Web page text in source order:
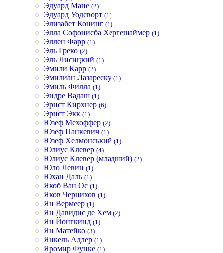
Эдуард Мане (2)
Эдуард Уодсворт (1)
Элизабет Конинг (1)
Элла Софонисба Хергешаймер (1)
Эллен Фарр (1)
Эль Греко (2)
Эль Лисицкий (1)
Эмили Карр (2)
Эмилиан Лазареску (1)
Эмиль Филла (1)
Эндре Вадаш (1)
Эрнст Кирхнер (6)
Эрнст Экк (1)
Юзеф Мехоффер (2)
Юзеф Панкевич (1)
Юзеф Хелмонський (1)
Юлиус Клевер (4)
Юлиус Клевер (младший) (2)
Юло Левин (1)
Юхан Даль (1)
Якоб Ван Ос (1)
Яков Чернихов (1)
Ян Вермеер (1)
Ян Давидис де Хем (2)
Ян Йонгкинд (1)
Ян Матейко (3)
Янкель Адлер (1)
Яромир Функе (1)